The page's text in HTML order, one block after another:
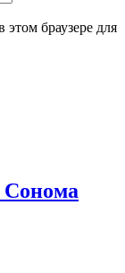
браузере для
Сонома